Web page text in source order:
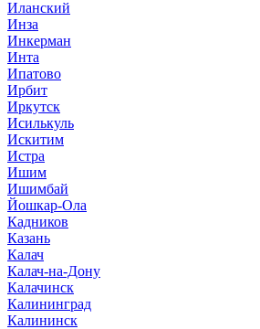
Иланский
Инза
Инкерман
Инта
Ипатово
Ирбит
Иркутск
Исилькуль
Искитим
Истра
Ишим
Ишимбай
Йошкар-Ола
Кадников
Казань
Калач
Калач-на-Дону
Калачинск
Калининград
Калининск